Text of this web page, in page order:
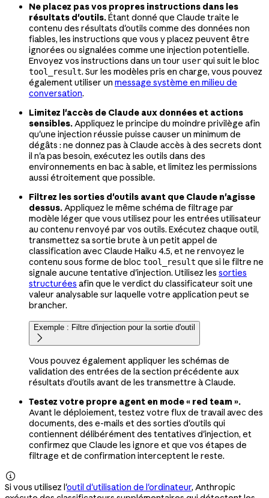
Ne placez pas vos propres instructions dans les
résultats d'outils.Étant donné que Claude traite le
contenu des résultats d'outils comme des données non
fiables, les instructions que vous y placez peuvent être
ignorées ou signalées comme une injection potentielle.
Envoyez vos instructions dans un tour userqui suit le bloc
tool_result. Sur les modèles pris en charge, vous pouvez
également utiliser un message système en milieu de
conversation.
Limitez l'accès de Claude aux données et actions
sensibles. Appliquez le principe du moindre privilège afin
qu'une injection réussie puisse causer un minimum de
dégâts : ne donnez pas à Claude accès à des secrets dont
il n'a pas besoin, exécutez les outils dans des
environnements en bac à sable, et limitez les permissions
aussi étroitement que possible.
Filtrez les sorties d'outils avant que Claude n'agisse
dessus. Appliquez le même schéma de filtrage par
modèle léger que vous utilisez pour les entrées utilisateur
au contenu renvoyé par vos outils. Exécutez chaque outil,
transmettez sa sortie brute à un petit appel de
classification avec Claude Haiku 4.5, et ne renvoyez le
contenu sous forme de bloc tool_result que si le filtre ne
signale aucune tentative d'injection. Utilisez les sorties
structurées afin que le verdict du classificateur soit une
valeur analysable sur laquelle votre application peut se
brancher.
Exemple : Filtre d'injection pour la sortie d'outil

Vous pouvez également appliquer les schémas de
validation des entrées de la section précédente aux
résultats d'outils avant de les transmettre à Claude.
Testez votre propre agent en mode « red team ».
Avant le déploiement, testez votre flux de travail avec des
documents, des e-mails et des sorties d'outils qui
contiennent délibérément des tentatives d'injection, et
confirmez que Claude les ignore et que vos étapes de
filtrage et de confirmation interceptent le reste.

Si vous utilisez l'outil d'utilisation de l'ordinateur, Anthropic